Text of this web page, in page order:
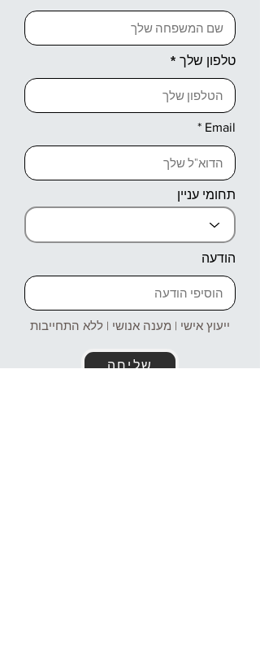
טלפון שלך
Email
תחומי עניין
הודעה
ייעוץ אישי | מענה אנושי | ללא התחייבות
שליחה